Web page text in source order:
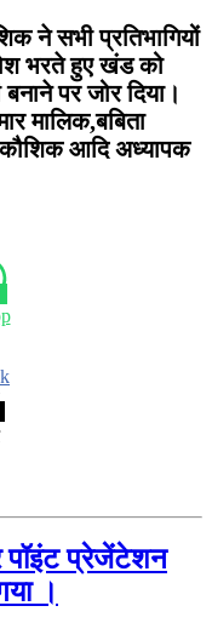
ने सभी प्रतिभागियों
भरते हुए खंड को
पर जोर दिया।
मालिक,बबिता
कौशिक आदि अध्यापक
पॉइंट प्रेजेंटेशन
।